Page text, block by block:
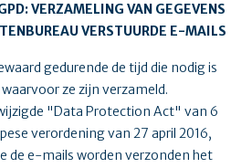
VERZAMELING VAN GEGEVENS
VERSTUURDE E-MAILS
gedurende de tijd die nodig is
ze zijn verzameld.
"Data Protection Act" van 6
verordening van 27 april 2016,
de e-mails worden verzonden het